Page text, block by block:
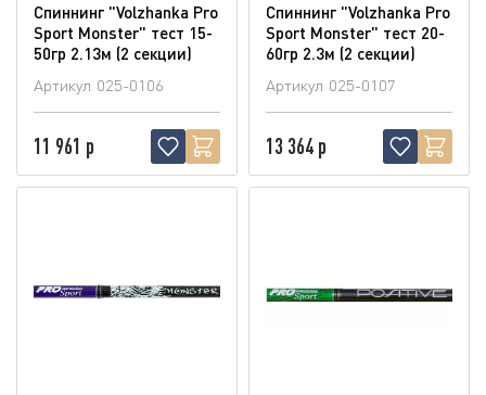
Спиннинг "Volzhanka Pro
Sport Monster" тест 15-
50гр 2.13м (2 секции)
Артикул 025-0106
11 961 р
Спиннинг "Volzhanka Pro
Sport Monster" тест 20-
60гр 2.3м (2 секции)
Артикул 025-0107
13 364 р